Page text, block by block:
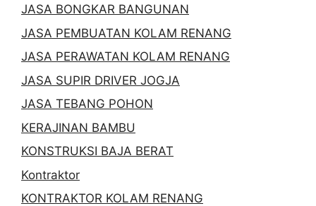
JASA BONGKAR BANGUNAN
JASA PEMBUATAN KOLAM RENANG
JASA PERAWATAN KOLAM RENANG
JASA SUPIR DRIVER JOGJA
JASA TEBANG POHON
KERAJINAN BAMBU
KONSTRUKSI BAJA BERAT
Kontraktor
KONTRAKTOR KOLAM RENANG